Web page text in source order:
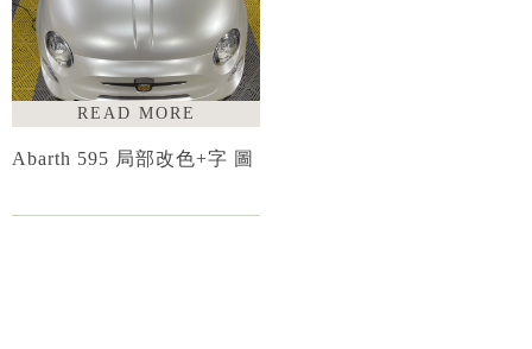
Abarth 595 局部改色+字 圖